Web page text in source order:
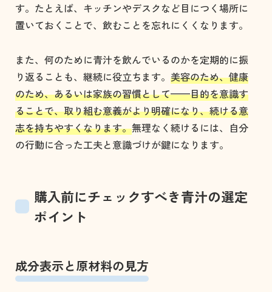
す。たとえば、キッチンやデスクなど目につく場所に
置いておくことで、飲むことを忘れにくくなります。
また、何のために青汁を飲んでいるのかを定期的に振
り返ることも、継続に役立ちます。 美容のため、健康
のため、あるいは家族の習慣として——目的を意識す
ることで、取り組む意義がより明確になり、続ける意
志を持ちやすくなります。無理なく続けるには、自分
の行動に合った工夫と意識づけが鍵になります。
購入前にチェックすべき青汁の選定
ポイント
成分表示と原材料の見方